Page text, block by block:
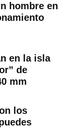
hombre en
en la isla
de
mm
los